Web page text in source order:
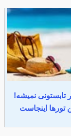
نمیشه!
تورها اینجاست